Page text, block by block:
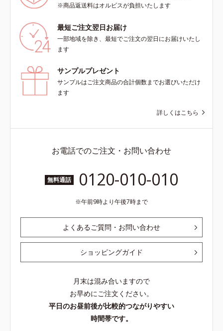
※商品返送料はオルビスが負担いたします
最短ご注文翌日お届け
一部地域を除き、最短でご注文の翌日にお届けいたし
ます
サンプルプレゼント
サンプルはご注文商品の合計個数までお選びいただけ
ます
詳しくはこちら
お電話でのご注文・お問い合わせ
無料通話 0120-010-010
午前9時より午後7時まで
よくあるご質問・お問い合わせ
ショッピングガイド
月末は混み合いますので
お早めにご注文ください。
平日のお昼前後が比較的つながりやすい
時間帯です。